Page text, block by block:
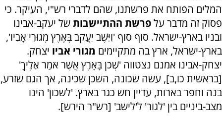
המלים הפותח את פרשתנו, שהם לדברי רש"י, העיקר. כי
פסוק זה מדבר עלפרשת ההתיישבותשל יעקב-אבינו
ובניו בארץ-ישראל. סוף סוף 'וַיֵּשֶׁב יַעֲקֹב בְּאֶרֶץ מְגוּרֵי אָבִיו',
בארץ-ישראל, ארץ בה מתקיימים מגורי אביו יצחק.
יצחק-אבינו אמנם נצטווה 'שְׁכֹן בָּאָרֶץ אֲשֶׁר אֹמַר אֵלֶיךָ'
[בראשית כו,ב], עשה שכונה, השכן שכינה, אך הגם שזרע,
בנה וחפר בארות, עדיין חש כגר בארץ. 'לשכון' הינו
מצב-ביניים בין 'לגור' ל'לישב' [רש"ר הירש].